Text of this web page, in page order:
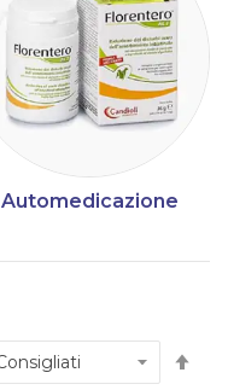
Automedicazione